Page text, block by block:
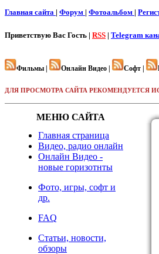
Главная сайта | Форум | Фотоальбом |
Приветствую Вас Гость | RSS | Telegram
Фильмы | Онлайн Видео | Софт |
ДЛЯ ПРОСМОТРА САЙТА РЕКОМЕНДУЕТСЯ
МЕНЮ САЙТА
Главная страница
Видео, радио онлайн
Онлайн Видео -
новые горизотнты
Фото, игры, софт и
др.
FAQ
Статьи, новости,
обзоры